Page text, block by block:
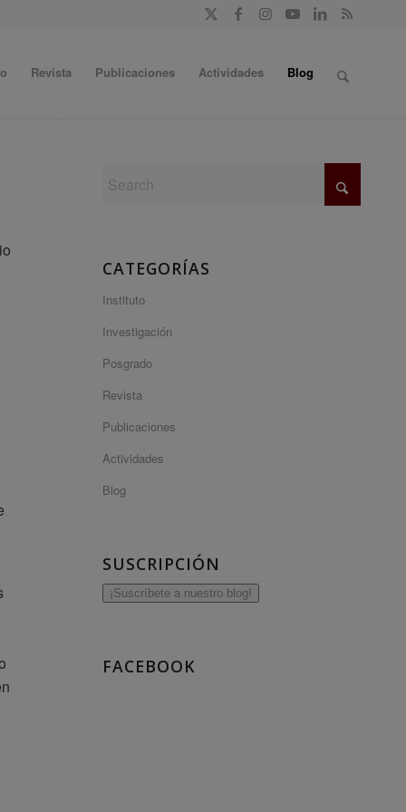
Revista Publicaciones Actividades Blog
CATEGORÍAS
Instituto
Investigación
Posgrado
Revista
Publicaciones
Actividades
Blog
SUSCRIPCIÓN
¡Suscríbete a nuestro blog!
FACEBOOK